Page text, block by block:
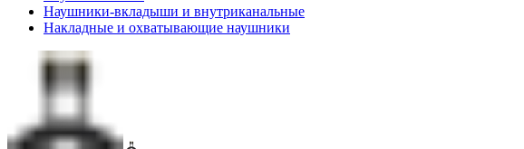
Наушники-вкладыши и внутриканальные
Накладные и охватывающие наушники